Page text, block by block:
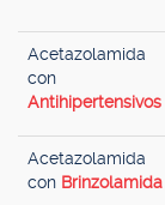
Acetazolamida
con
Antihipertensivos
Acetazolamida
con Brinzolamida